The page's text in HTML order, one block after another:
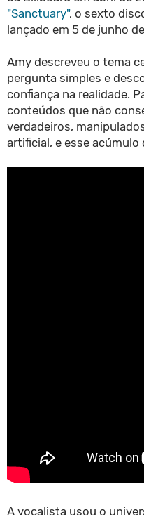
"Sanctuary", o sexto
lançado em 5 de junho
Amy descreveu o tema
pergunta simples e
confiança na realidade.
conteúdos que não
verdadeiros,
artificial, e esse acúmulo
A vocalista usou o